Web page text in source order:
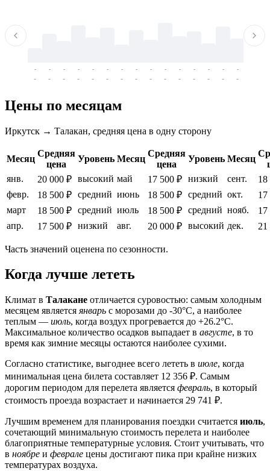
-
-
-
-
-
-
-
-
-
-
-
-
-
-
-
-
-
-
-
-
-
-
-
-
-
-
-
-
-
-
Цены по месяцам
Иркутск → Талакан, средняя цена в одну сторону
Месяц
Средняя
цена
Уровень Месяц
Средняя
цена
Уровень Месяц
янв.
20 000 ₽ высокий май 17 500 ₽ низкий сент.
18
февр.
18 500 ₽ средний июнь 18 500 ₽ средний окт.
17
март
18 500 ₽ средний июль 18 500 ₽ средний нояб.
17
апр.
17 500 ₽ низкий авг. 20 000 ₽ высокий дек. 21
Часть значений оценена по сезонности.
Когда лучше лететь
Климат в Талакане отличается суровостью: самым холодным
месяцем является январь с морозами до -30°C, а наиболее
теплым — июль, когда воздух прогревается до +26.2°C.
Максимальное количество осадков выпадает в августе, в то
время как зимние месяцы остаются наиболее сухими.
Согласно статистике, выгоднее всего лететь в июле, когда
минимальная цена билета составляет 12 356 ₽. Самым
дорогим периодом для перелета является февраль, в который
стоимость проезда возрастает и начинается 29 741 ₽.
Лучшим временем для планирования поездки считается июль,
сочетающий минимальную стоимость перелета и наиболее
благоприятные температурные условия. Стоит учитывать, что
в ноябре и феврале цены достигают пика при крайне низких
температурах воздуха.